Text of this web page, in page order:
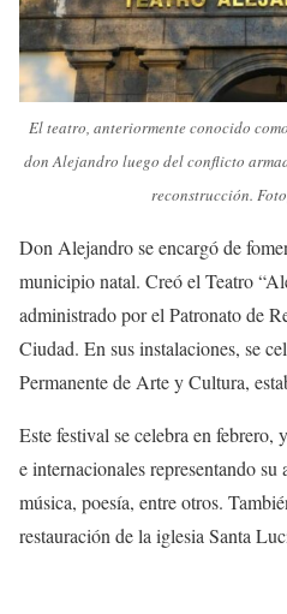
El teatro, anteriormente conocido
don Alejandro luego del conflicto
reconstrucción.
Don Alejandro se encargó de
municipio natal. Creó el Teatro
administrado por el Patronato de
Ciudad. En sus instalaciones, se
Permanente de Arte y Cultura,
Este festival se celebra en febrero,
e internacionales representando su
música, poesía, entre otros.
restauración de la iglesia Santa